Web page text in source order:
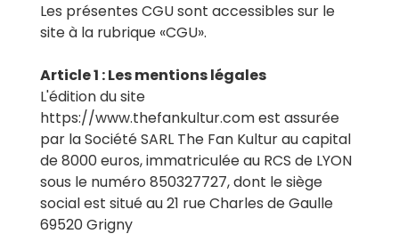
Les présentes CGU sont accessibles sur le
site à la rubrique «CGU».
Article 1 : Les mentions légales
L'édition du site
https://www.thefankultur.com est assurée
par la Société SARL The Fan Kultur au capital
de 8000 euros, immatriculée au RCS de LYON
sous le numéro 850327727, dont le siège
social est situé au 21 rue Charles de Gaulle
69520 Grigny